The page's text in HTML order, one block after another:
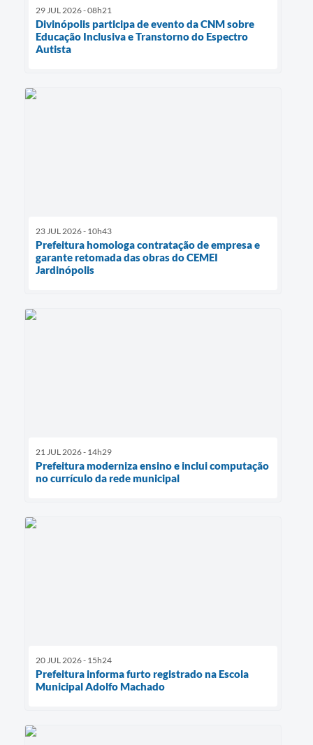
29 JUL 2026 - 08h21
Divinópolis participa de evento da CNM sobre
Educação Inclusiva e Transtorno do Espectro
Autista
23 JUL 2026 - 10h43
Prefeitura homologa contratação de empresa e
garante retomada das obras do CEMEI
Jardinópolis
21 JUL 2026 - 14h29
Prefeitura moderniza ensino e inclui computação
no currículo da rede municipal
20 JUL 2026 - 15h24
Prefeitura informa furto registrado na Escola
Municipal Adolfo Machado